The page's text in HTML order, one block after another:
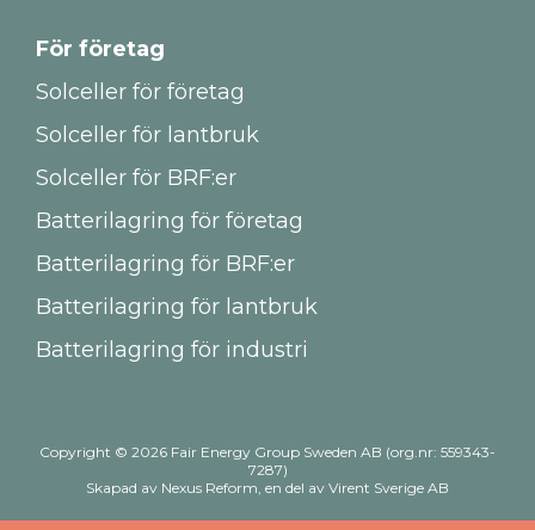
För företag
Solceller för företag
Solceller för lantbruk
Solceller för BRF:er
Batterilagring för företag
Batterilagring för BRF:er
Batterilagring för lantbruk
Batterilagring för industri
Copyright © 2026 Fair Energy Group Sweden AB (org.nr: 559343-
7287)
Skapad av Nexus Reform, en del av Virent Sverige AB